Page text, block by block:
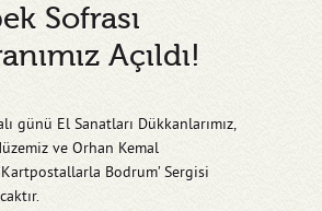
Sofrası
Açıldı!
günü El Sanatları Dükkanlarımız,
ve Orhan Kemal
Bodrum’ Sergisi